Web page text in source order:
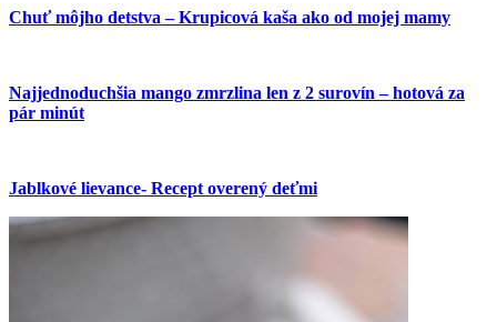
Chuť môjho detstva – Krupicová kaša ako od mojej mamy
Najjednoduchšia mango zmrzlina len z 2 surovín – hotová za
pár minút
Jablkové lievance- Recept overený deťmi